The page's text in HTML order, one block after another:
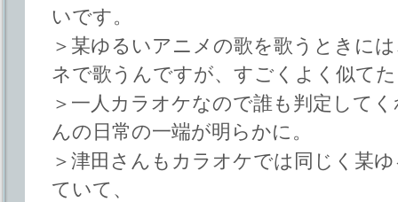
いです。
＞某ゆるいアニメの歌を歌うときに
ネで歌うんですが、すごくよく似て
＞一人カラオケなので誰も判定して
んの日常の一端が明らかに。
＞津田さんもカラオケでは同じく某
ていて、